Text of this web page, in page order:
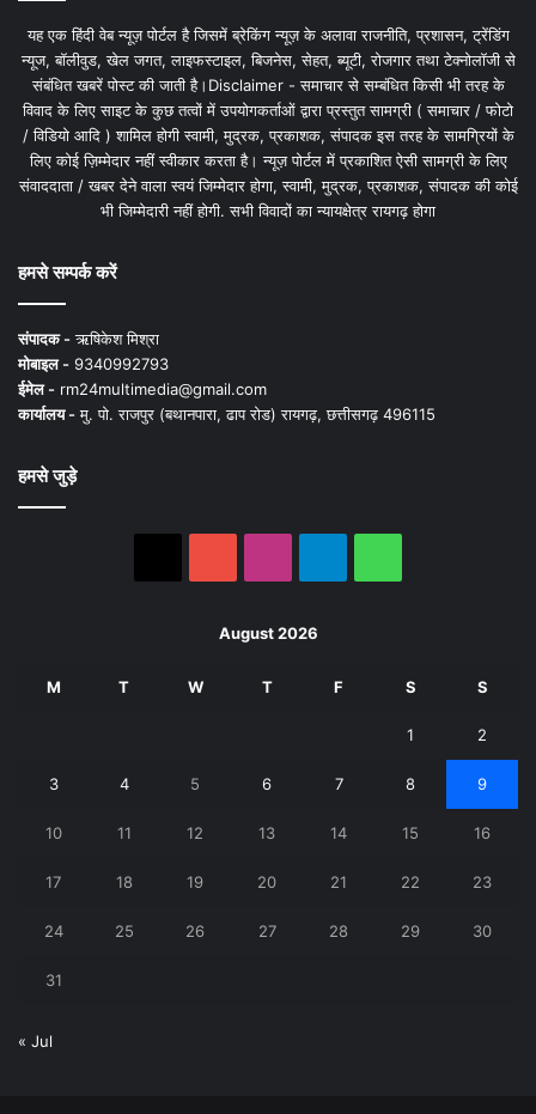
यह एक हिंदी वेब न्यूज़ पोर्टल है जिसमें ब्रेकिंग न्यूज़ के अलावा राजनीति, प्रशासन, ट्रेंडिंग
न्यूज, बॉलीवुड, खेल जगत, लाइफस्टाइल, बिजनेस, सेहत, ब्यूटी, रोजगार तथा टेक्नोलॉजी से
संबंधित खबरें पोस्ट की जाती है।Disclaimer - समाचार से सम्बंधित किसी भी तरह के
विवाद के लिए साइट के कुछ तत्वों में उपयोगकर्ताओं द्वारा प्रस्तुत सामग्री ( समाचार / फोटो
/ विडियो आदि ) शामिल होगी स्वामी, मुद्रक, प्रकाशक, संपादक इस तरह के सामग्रियों के
लिए कोई ज़िम्मेदार नहीं स्वीकार करता है। न्यूज़ पोर्टल में प्रकाशित ऐसी सामग्री के लिए
संवाददाता / खबर देने वाला स्वयं जिम्मेदार होगा, स्वामी, मुद्रक, प्रकाशक, संपादक की कोई
भी जिम्मेदारी नहीं होगी. सभी विवादों का न्यायक्षेत्र रायगढ़ होगा
हमसे सम्पर्क करें
संपादक -ऋषिकेश मिश्रा
मोबाइल - 9340992793
ईमेल - rm24multimedia@gmail.com
कार्यालय -मु. पो. राजपुर (बथानपारा, ढाप रोड) रायगढ़, छत्तीसगढ़ 496115
हमसे जुड़े
August 2026
M T W T F S S
1 2
3 4 5 6 7 8 9
10 11 12 13 14 15 16
17 18 19 20 21 22 23
24 25 26 27 28 29 30
31
« Jul